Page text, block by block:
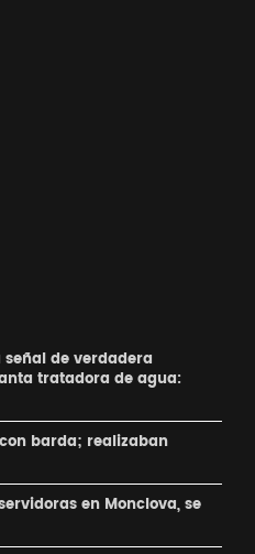
señal de verdadera
tratadora de agua:
barda; realizaban
en Monclova, se